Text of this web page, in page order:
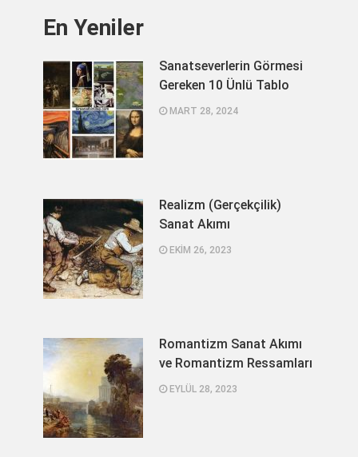
En Yeniler
Sanatseverlerin Görmesi
Gereken 10 Ünlü Tablo
MART 28, 2024
Realizm (Gerçekçilik)
Sanat Akımı
EKIM 26, 2023
Romantizm Sanat Akımı
ve Romantizm Ressamları
EYLÜL 28, 2023